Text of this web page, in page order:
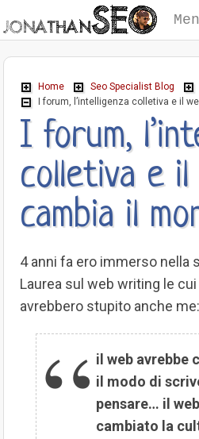
Home Seo Specialist Blog
I forum, l’intelligenza colletiva e il
I forum,
colletiva e
cambia il
4 anni fa ero immerso nella
Laurea sul web writing le
avrebbero stupito anche me:
il web avrebbe
il modo di
pensare… il
cambiato la